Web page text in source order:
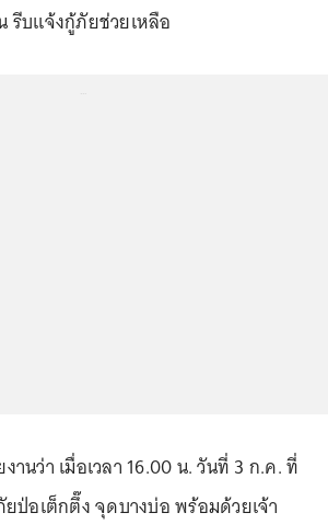
รีบแจ้งกู้ภัยช่วยเหลือ
านว่า เมื่อเวลา 16.00 น. วันที่ 3 ก.ค. ที่
ป่อเต็กตึ๊ง จุดบางบ่อ พร้อมด้วยเจ้า